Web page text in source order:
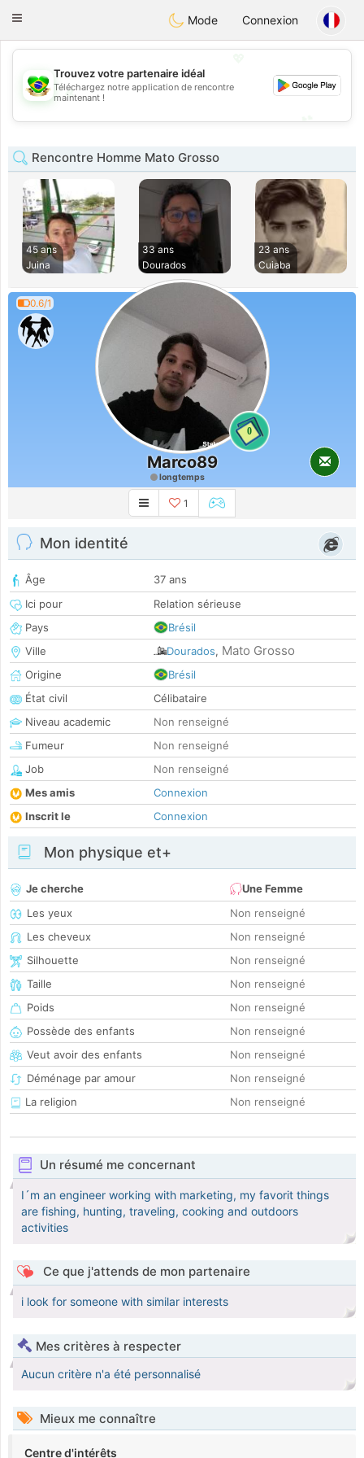
BrasilConversar
Toggle
Mode Connexion
💖
💕
Trouvez votre partenaire idéal
Téléchargez notre application de rencontre
maintenant !
Rencontre Homme Mato Grosso
45 ans
Juina
33 ans
Dourados
23 ans
Cuiaba
0.6/1
0
Marco89
longtemps
1
Mon identité
Âge
37 ans
Ici pour
Relation sérieuse
Pays
Brésil
Ville
Dourados, Mato Grosso
Origine
Brésil
État civil
Célibataire
Niveau academic
Non renseigné
Fumeur
Non renseigné
Job
Non renseigné
Mes amis
Connexion
Inscrit le
Connexion
Mon physique et+
Je cherche
Une Femme
Les yeux
Non renseigné
Les cheveux
Non renseigné
Silhouette
Non renseigné
Taille
Non renseigné
Poids
Non renseigné
Possède des enfants
Non renseigné
Veut avoir des enfants
Non renseigné
Déménage par amour
Non renseigné
La religion
Non renseigné
Un résumé me concernant
I´m an engineer working with marketing, my favorit things
are fishing, hunting, traveling, cooking and outdoors
activities
Ce que j'attends de mon partenaire
i look for someone with similar interests
Mes critères à respecter
Aucun critère n'a été personnalisé
Mieux me connaître
Centre d'intérêts